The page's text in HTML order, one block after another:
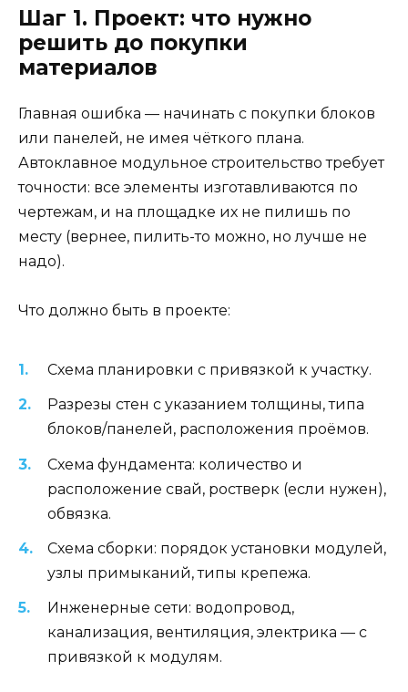
Шаг 1. Проект: что нужно
решить до покупки
материалов
Главная ошибка — начинать с покупки блоков
или панелей, не имея чёткого плана.
Автоклавное модульное строительство требует
точности: все элементы изготавливаются по
чертежам, и на площадке их не пилишь по
месту (вернее, пилить-то можно, но лучше не
надо).
Что должно быть в проекте:
Схема планировки с привязкой к участку.
Разрезы стен с указанием толщины, типа
блоков/панелей, расположения проёмов.
Схема фундамента: количество и
расположение свай, ростверк (если нужен),
обвязка.
Схема сборки: порядок установки модулей,
узлы примыканий, типы крепежа.
Инженерные сети: водопровод,
канализация, вентиляция, электрика — с
привязкой к модулям.